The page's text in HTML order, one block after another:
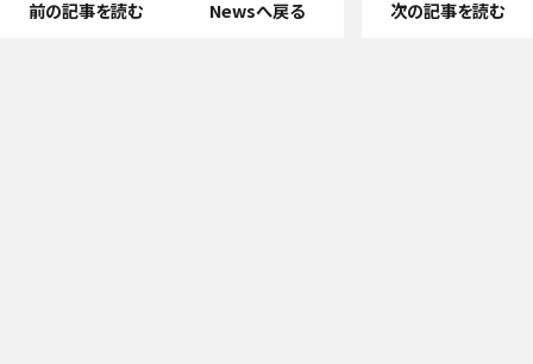
前の記事を読む Newsへ戻る 次の記事を読む